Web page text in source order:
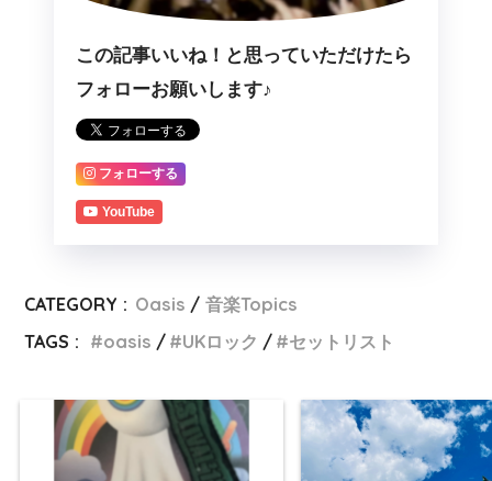
この記事いいね！と思っていただけたら
フォローお願いします♪
フォローする
YouTube
CATEGORY : Oasis
音楽Topics
TAGS :
oasis UKロック セットリスト